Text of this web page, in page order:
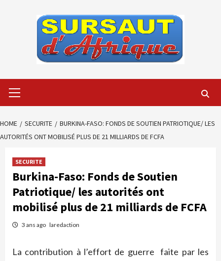
Menu
HOME SECURITE
BURKINA-FASO: FONDS DE SOUTIEN PATRIOTIQUE/ LES
AUTORITÉS ONT MOBILISÉ PLUS DE 21 MILLIARDS DE FCFA
SECURITE
Burkina-Faso: Fonds de Soutien
Patriotique/ les autorités ont
mobilisé plus de 21 milliards de FCFA
3 ans ago laredaction
La contribution à l’effort de guerre faite par les